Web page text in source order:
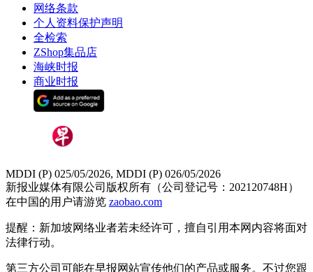
网络条款
个人资料保护声明
全检索
ZShop集品店
海峡时报
商业时报
MDDI (P) 025/05/2026, MDDI (P) 026/05/2026
新报业媒体有限公司版权所有（公司登记号：202120748H）
在中国的用户请游览 zaobao.com
提醒：新加坡网络业者若未经许可，擅自引用本网内容将面对
法律行动。
第三方公司可能在早报网站宣传他们的产品或服务。不过您跟